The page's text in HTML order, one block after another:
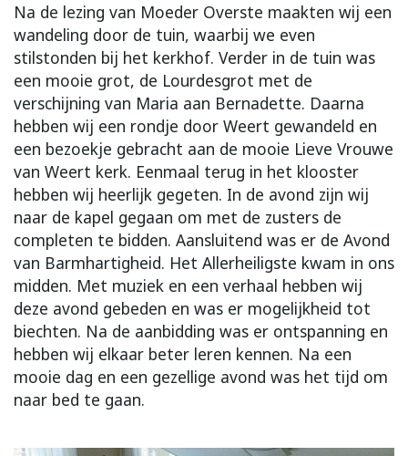
Na de lezing van Moeder Overste maakten wij een
wandeling door de tuin, waarbij we even
stilstonden bij het kerkhof. Verder in de tuin was
een mooie grot, de Lourdesgrot met de
verschijning van Maria aan Bernadette. Daarna
hebben wij een rondje door Weert gewandeld en
een bezoekje gebracht aan de mooie Lieve Vrouwe
van Weert kerk. Eenmaal terug in het klooster
hebben wij heerlijk gegeten. In de avond zijn wij
naar de kapel gegaan om met de zusters de
completen te bidden. Aansluitend was er de Avond
van Barmhartigheid. Het Allerheiligste kwam in ons
midden. Met muziek en een verhaal hebben wij
deze avond gebeden en was er mogelijkheid tot
biechten. Na de aanbidding was er ontspanning en
hebben wij elkaar beter leren kennen. Na een
mooie dag en een gezellige avond was het tijd om
naar bed te gaan.